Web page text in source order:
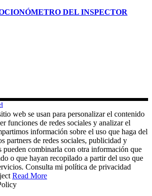
DEL INSPECTOR
web se usan para personalizar el contenido
funciones de redes sociales y analizar el
información sobre el uso que haga del
partners de redes sociales, publicidad y
pueden combinarla con otra información que
o que hayan recopilado a partir del uso que
Consulta mi política de privacidad
Read More